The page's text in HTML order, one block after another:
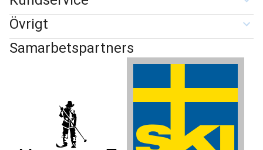
Övrigt
Samarbetspartners